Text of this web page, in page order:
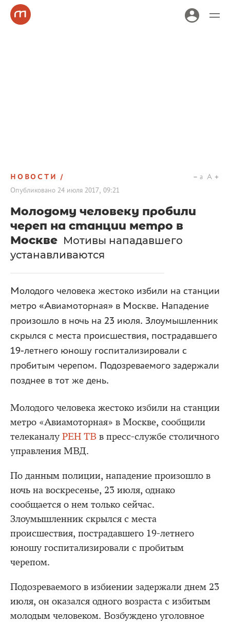
НОВОСТИ
Опубликовано 24 июля 2017, 09:21
a A
Молодому человеку пробили
череп на станции метро в
Москве Мотивы нападавшего
устанавливаются
Молодого человека жестоко избили на станции
метро «Авиамоторная» в Москве. Нападение
произошло в ночь на 23 июля. Злоумышленник
скрылся с места происшествия, пострадавшего
19-летнего юношу госпитализировали с
пробитым черепом. Подозреваемого задержали
позднее в тот же день.
Молодого человека жестоко избили на станции
метро «Авиамоторная» в Москве, сообщили
телеканалу РЕН ТВ в пресс-службе столичного
управления МВД.
По данным полиции, нападение произошло в
ночь на воскресенье, 23 июля, однако
сообщается о нем только сейчас.
Злоумышленник скрылся с места
происшествия, пострадавшего 19-летнего
юношу госпитализировали с пробитым
черепом.
Подозреваемого в избиении задержали днем 23
июля, он оказался одного возраста с избитым
молодым человеком. Возбуждено уголовное